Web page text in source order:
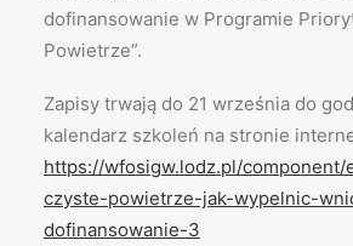
dofinansowanie w Programie
Powietrze”.
Zapisy trwają do 21 września do
kalendarz szkoleń na stronie
https://wfosigw.lodz.pl/
czyste-powietrze-jak-wypelnic-
dofinansowanie-3